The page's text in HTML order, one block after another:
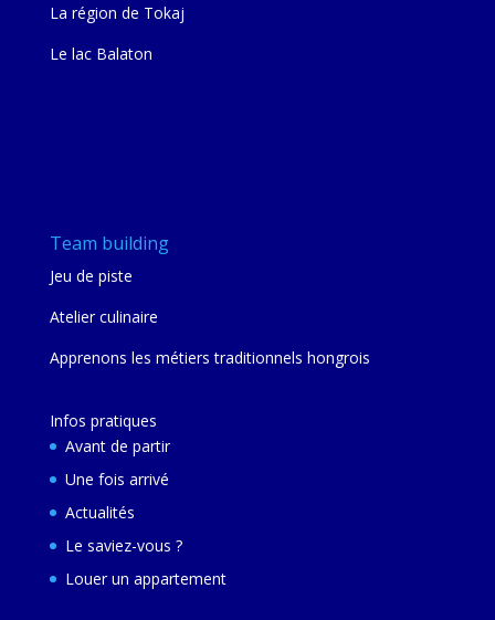
La région de Tokaj
Le lac Balaton
Team building
Jeu de piste
Atelier culinaire
Apprenons les métiers traditionnels hongrois
Infos pratiques
Avant de partir
Une fois arrivé
Actualités
Le saviez-vous ?
Louer un appartement